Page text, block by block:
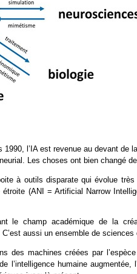
l’IA est revenue au devant de
Les choses ont bien changé
à outils disparate qui évolue
(ANI = Artificial Narrow
le champ académique de la
aussi un ensemble de
des machines créées par
l’intelligence humaine